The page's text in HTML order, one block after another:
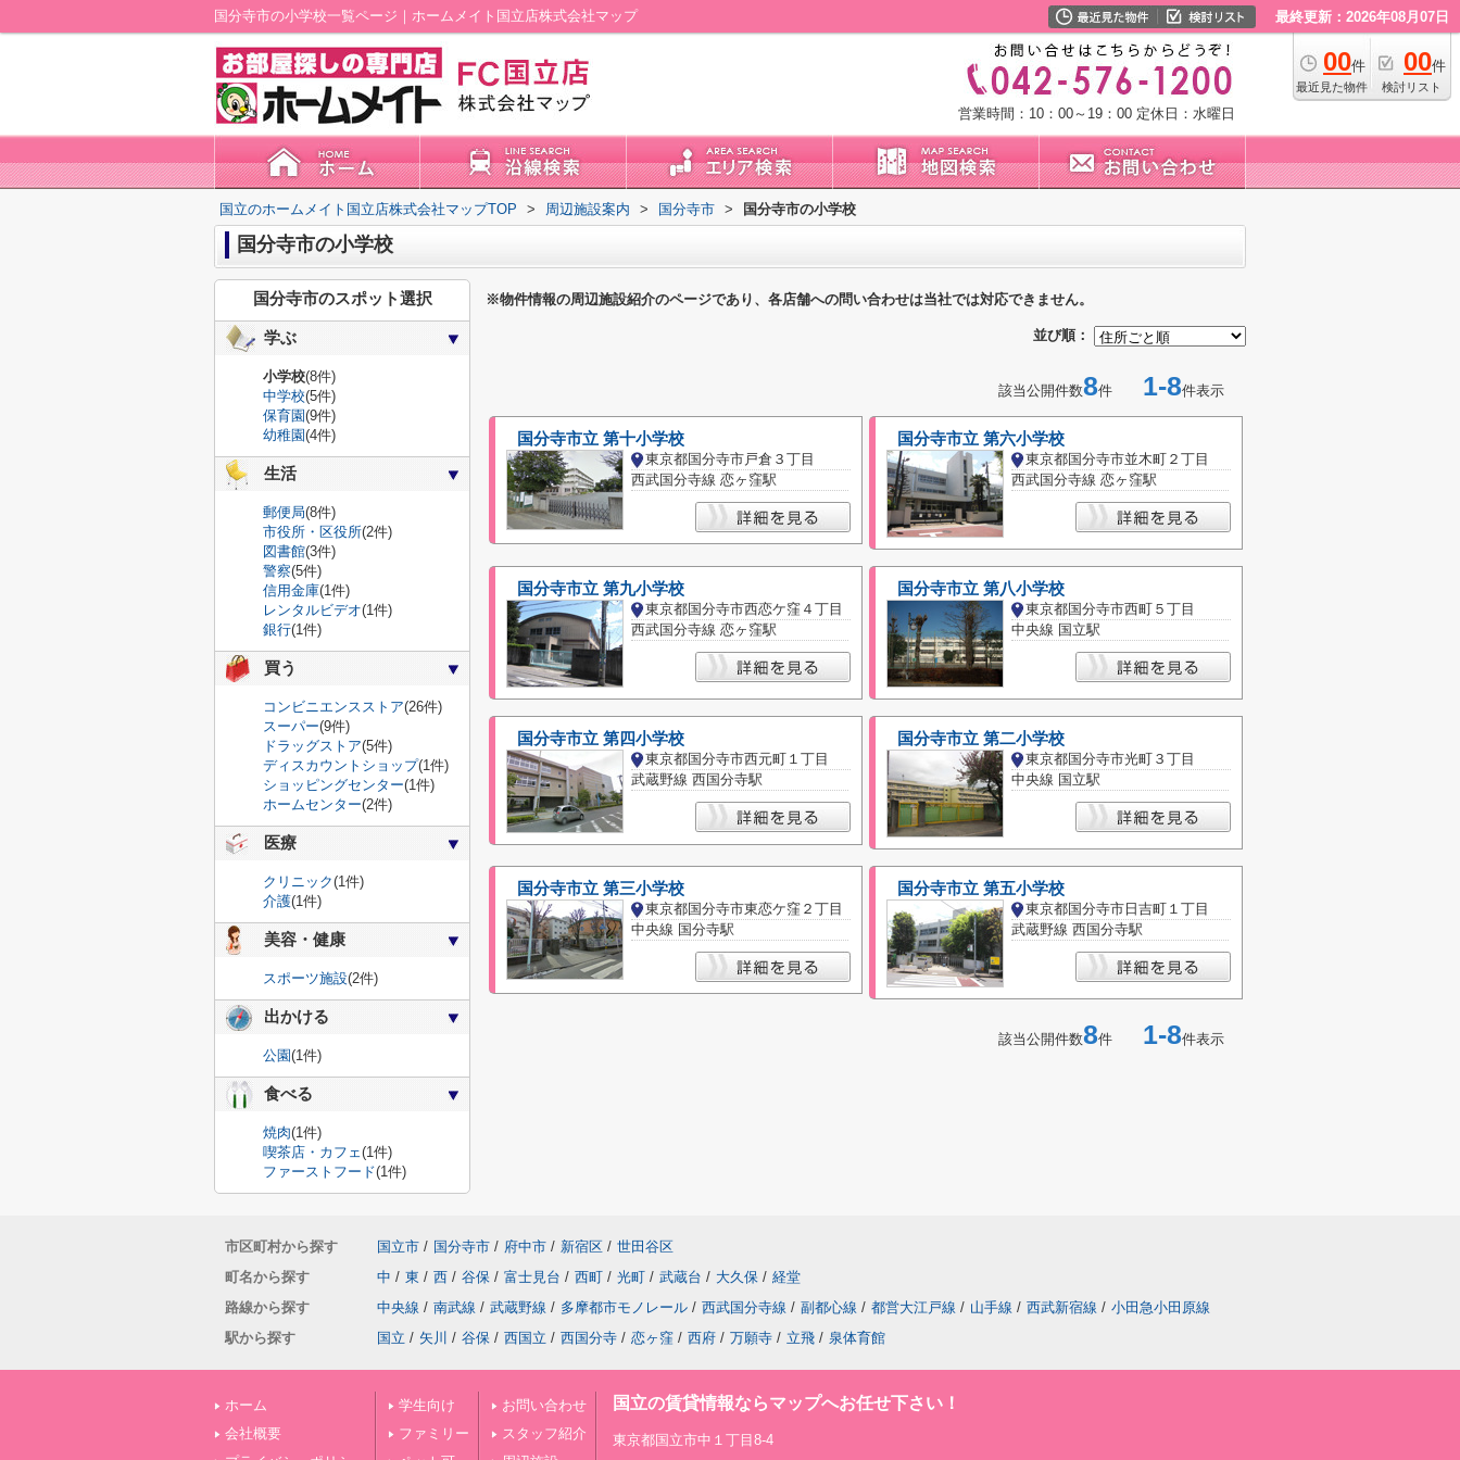
国分寺市の小学校一覧ページ｜ホームメイト国立店株式会社マップ 最終更新：2026年08月07日
00件
最近見た物件
00件
検討リスト
営業時間：10：00～19：00 定休日：水曜日
国立のホームメイト国立店株式会社マップTOP > 周辺施設案内 > 国分寺市 > 国分寺市の小学校
国分寺市の小学校
※物件情報の周辺施設紹介のページであり、各店舗への問い合わせは当社では対応できません。
並び順：
該当公開件数8件 1-8件表示
国分寺市立 第十小学校
東京都国分寺市戸倉３丁目
西武国分寺線 恋ヶ窪駅
国分寺市立 第六小学校
東京都国分寺市並木町２丁目
西武国分寺線 恋ヶ窪駅
国分寺市立 第九小学校
東京都国分寺市西恋ケ窪４丁目
西武国分寺線 恋ヶ窪駅
国分寺市立 第八小学校
東京都国分寺市西町５丁目
中央線 国立駅
国分寺市立 第四小学校
東京都国分寺市西元町１丁目
武蔵野線 西国分寺駅
国分寺市立 第二小学校
東京都国分寺市光町３丁目
中央線 国立駅
国分寺市立 第三小学校
東京都国分寺市東恋ケ窪２丁目
中央線 国分寺駅
国分寺市立 第五小学校
東京都国分寺市日吉町１丁目
武蔵野線 西国分寺駅
該当公開件数8件 1-8件表示
国分寺市のスポット選択
学ぶ
小学校(8件)
中学校(5件)
保育園(9件)
幼稚園(4件)
生活
郵便局(8件)
市役所・区役所(2件)
図書館(3件)
警察(5件)
信用金庫(1件)
レンタルビデオ(1件)
銀行(1件)
買う
コンビニエンスストア(26件)
スーパー(9件)
ドラッグストア(5件)
ディスカウントショップ(1件)
ショッピングセンター(1件)
ホームセンター(2件)
医療
クリニック(1件)
介護(1件)
美容・健康
スポーツ施設(2件)
出かける
公園(1件)
食べる
焼肉(1件)
喫茶店・カフェ(1件)
ファーストフード(1件)
市区町村から探す 国立市 / 国分寺市 / 府中市 / 新宿区 / 世田谷区
町名から探す
中 / 東 / 西 / 谷保 / 富士見台 / 西町 / 光町 / 武蔵台 / 大久保 / 経堂
路線から探す
中央線 / 南武線 / 武蔵野線 / 多摩都市モノレール / 西武国分寺線 / 副都心線 / 都営大江戸線 / 山手線 / 西武新宿線 / 小田急小田原線
駅から探す
国立 / 矢川 / 谷保 / 西国立 / 西国分寺 / 恋ヶ窪 / 西府 / 万願寺 / 立飛 / 泉体育館
ホーム
会社概要
学生向け
ファミリー
お問い合わせ
スタッフ紹介
国立の賃貸情報ならマップへお任せ下さい！
東京都国立市中１丁目8-4